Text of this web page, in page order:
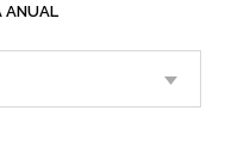
ANUAL